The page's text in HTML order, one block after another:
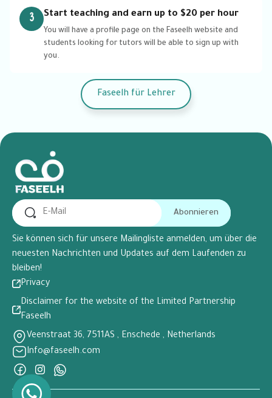
3 Start teaching and earn up to $20 per hour
You will have a profile page on the Faseelh website and
students looking for tutors will be able to sign up with
you.
Faseelh für Lehrer
Abonnieren
Sie können sich für unsere Mailingliste anmelden, um über die
neuesten Nachrichten und Updates auf dem Laufenden zu
bleiben!
Privacy
Disclaimer for the website of the Limited Partnership
Faseelh
Veenstraat 36, 7511AS , Enschede , Netherlands
Info@faseelh.com